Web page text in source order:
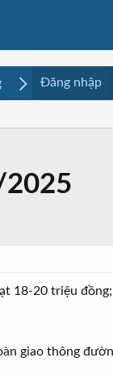
Mua bán
Đăng nhập
18-20 triệu
giao thông